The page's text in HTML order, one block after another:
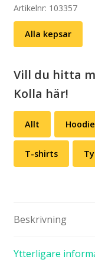
VM
på
Diset
mängd
Artikelnr: 103357
Alla kepsar
Vill du hitta
Kolla här!
Allt
T-shirts
Beskrivning
Ytterligare